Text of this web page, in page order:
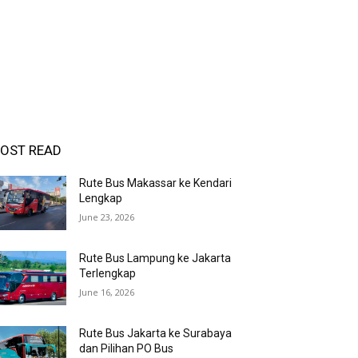
READ
Rute Bus Makassar ke Kendari
Lengkap
June 23, 2026
Rute Bus Lampung ke Jakarta
Terlengkap
June 16, 2026
Rute Bus Jakarta ke Surabaya
dan Pilihan PO Bus